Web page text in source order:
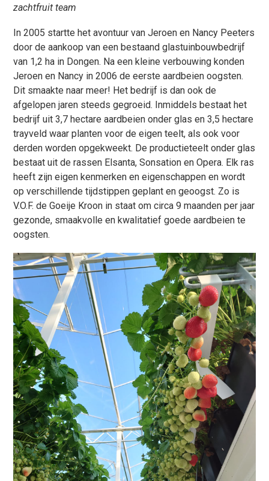
zachtfruit team
In 2005 startte het avontuur van Jeroen en Nancy Peeters
door de aankoop van een bestaand glastuinbouwbedrijf
van 1,2 ha in Dongen. Na een kleine verbouwing konden
Jeroen en Nancy in 2006 de eerste aardbeien oogsten.
Dit smaakte naar meer! Het bedrijf is dan ook de
afgelopen jaren steeds gegroeid. Inmiddels bestaat het
bedrijf uit 3,7 hectare aardbeien onder glas en 3,5 hectare
trayveld waar planten voor de eigen teelt, als ook voor
derden worden opgekweekt. De productieteelt onder glas
bestaat uit de rassen Elsanta, Sonsation en Opera. Elk ras
heeft zijn eigen kenmerken en eigenschappen en wordt
op verschillende tijdstippen geplant en geoogst. Zo is
V.O.F. de Goeije Kroon in staat om circa 9 maanden per jaar
gezonde, smaakvolle en kwalitatief goede aardbeien te
oogsten.